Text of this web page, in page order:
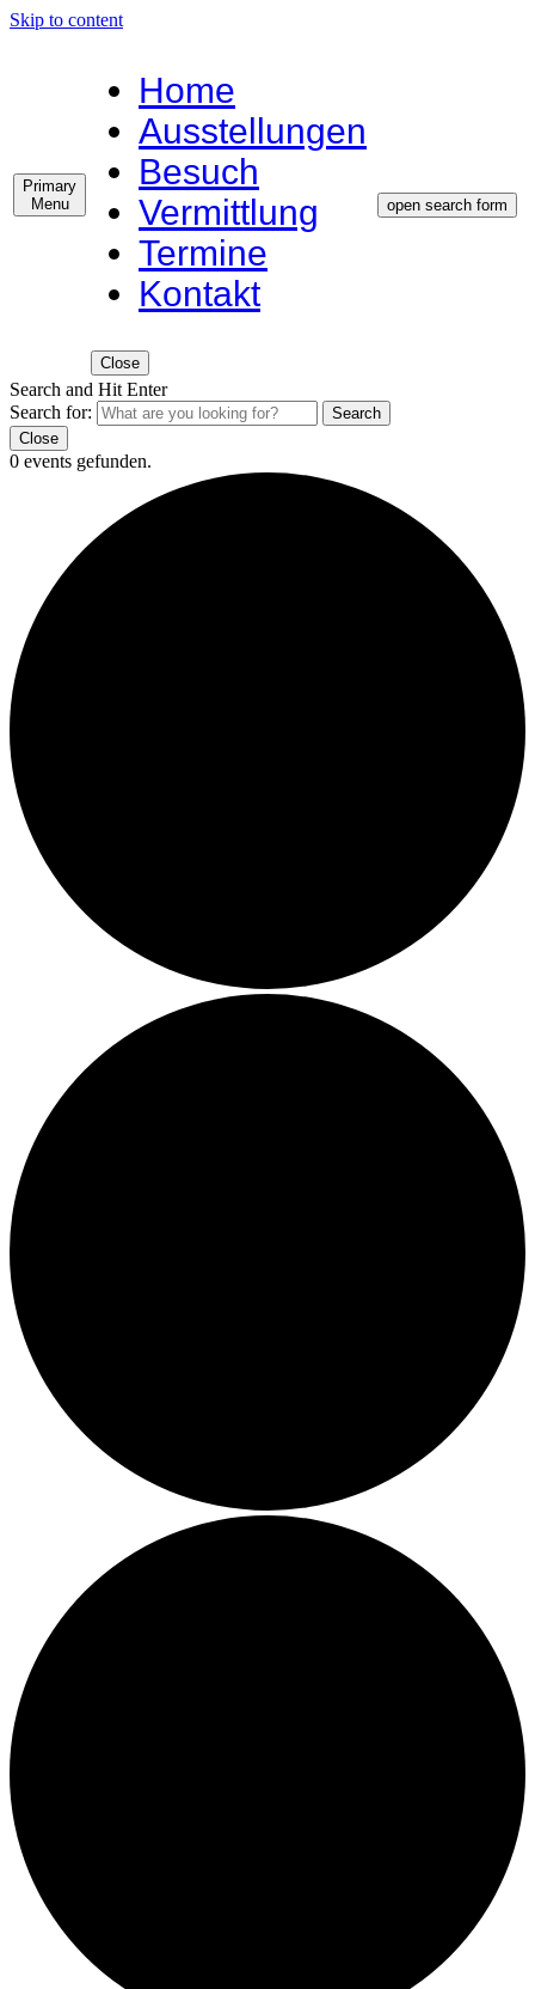
Skip to content
Primary
Menu
Home
Ausstellungen
Besuch
Vermittlung
Termine
Kontakt
Close
open search form
Search and Hit Enter
Search for:
Search
Close
0 events gefunden.